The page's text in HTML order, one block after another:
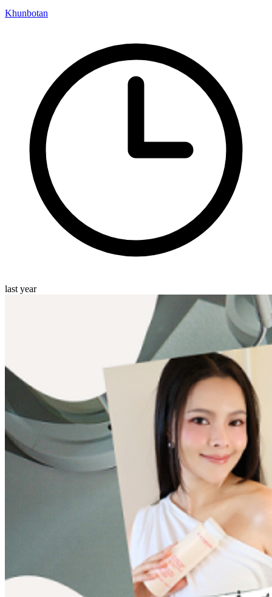
Khunbotan
last year